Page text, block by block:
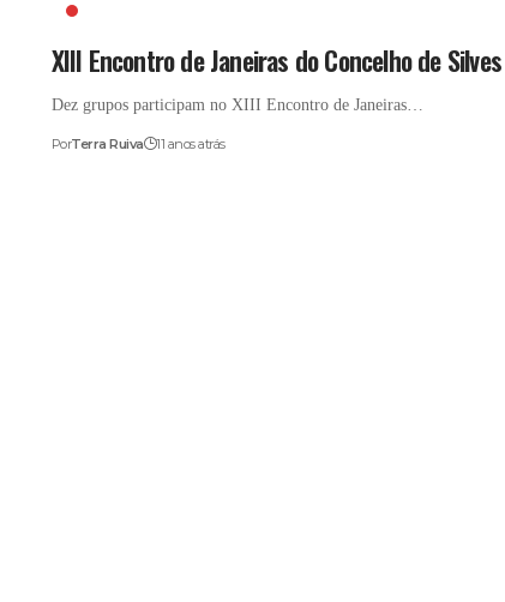
XIII Encontro de Janeiras do Concelho de Silves
Dez grupos participam no XIII Encontro de Janeiras…
PorTerra Ruiva 11 anos atrás